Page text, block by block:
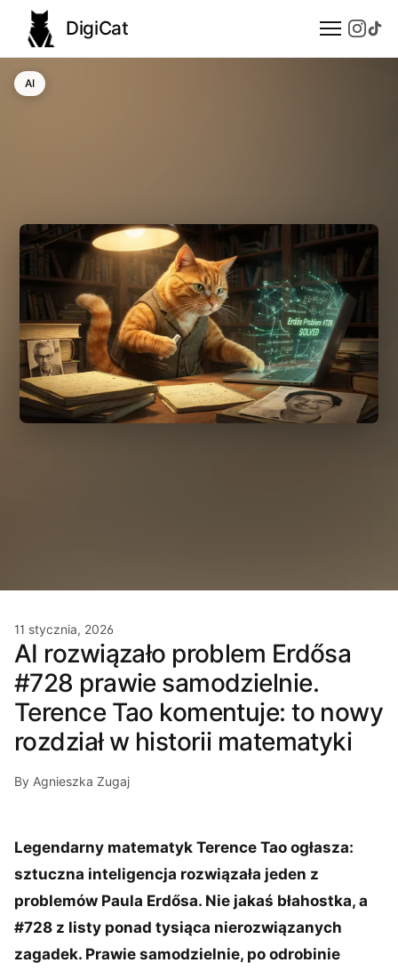
DigiCat
AI
Społeczeństwo
AI
11 stycznia, 2026
AI rozwiązało problem Erdősa
#728 prawie samodzielnie.
Terence Tao komentuje: to nowy
rozdział w historii matematyki
By Agnieszka Zugaj
Legendarny matematyk Terence Tao ogłasza:
sztuczna inteligencja rozwiązała jeden z
problemów Paula Erdősa. Nie jakaś błahostka, a
#728 z listy ponad tysiąca nierozwiązanych
zagadek. Prawie samodzielnie, po odrobinie